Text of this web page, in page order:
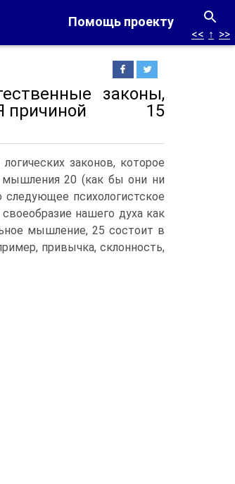
Помощь проекту
<< ↑ >>
законы,
причиной 15
законов, которое
мышления 20 (как бы они ни
психологистское
нашего духа как
мышление, 25 состоит в
привычка, склонность,